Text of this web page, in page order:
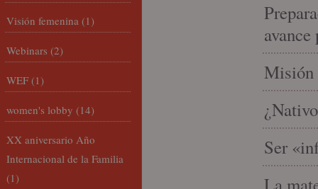
Misión
Ser
Visión femenina (1)
Webinars (2)
WEF (1)
women's lobby (14)
XX aniversario Año
Internacional de la Familia
(1)